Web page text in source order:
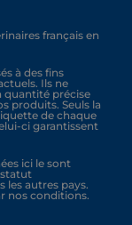
français en
à des fins
Ils ne
quantité précise
produits. Seuls la
de chaque
ci garantissent
ici le sont
les autres pays.
nos conditions.